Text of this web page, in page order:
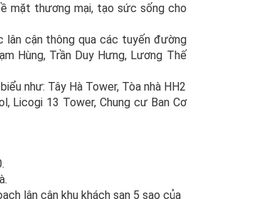
mặt thương mại, tạo sức sống cho
lân cận thông qua các tuyến đường
Hùng, Trần Duy Hưng, Lương Thế
như: Tây Hà Tower, Tòa nhà HH2
Licogi 13 Tower, Chung cư Ban Cơ
lân cận khu khách sạn 5 sao của